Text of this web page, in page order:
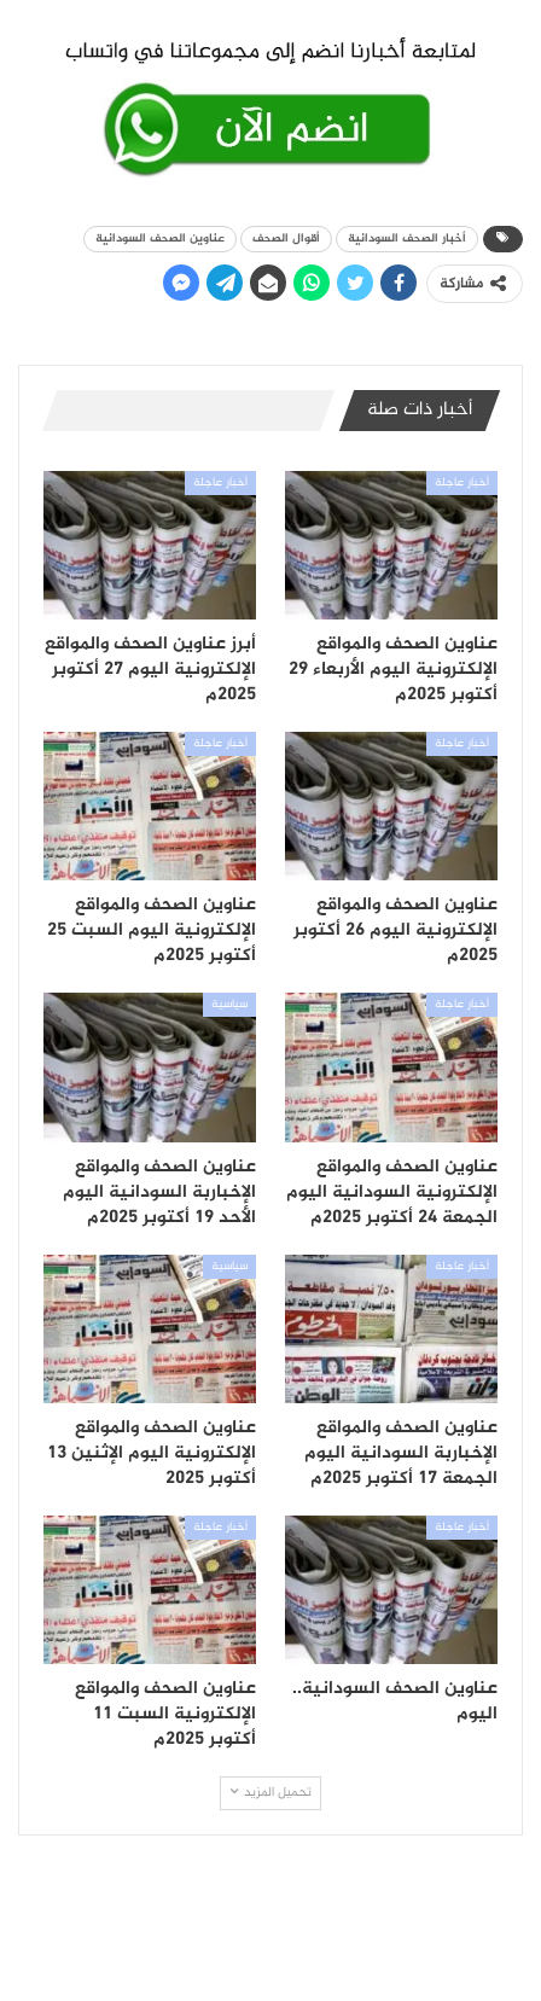
أخبار الصحف السودانية أقوال الصحف عناوين الصحف السودانية
مشاركة
أخبار ذات صلة
أخبار عاجلة
عناوين الصحف والمواقع
الإلكترونية اليوم الأربعاء 29
أكتوبر 2025م
أخبار عاجلة
أبرز عناوين الصحف والمواقع
الإلكترونية اليوم 27 أكتوبر
2025م
أخبار عاجلة
عناوين الصحف والمواقع
الإلكترونية اليوم 26 أكتوبر
2025م
أخبار عاجلة
عناوين الصحف والمواقع
الإلكترونية اليوم السبت 25
أكتوبر 2025م
أخبار عاجلة
عناوين الصحف والمواقع
الإلكترونية السودانية اليوم
الجمعة 24 أكتوبر 2025م
سياسية
عناوين الصحف والمواقع
الإخباربة السودانية اليوم
الأحد 19 أكتوبر 2025م
أخبار عاجلة
عناوين الصحف والمواقع
الإخباربة السودانية اليوم
الجمعة 17 أكتوبر 2025م
سياسية
عناوين الصحف والمواقع
الإلكترونية اليوم الإثنين 13
أكتوبر 2025
أخبار عاجلة
عناوين الصحف السودانية..
اليوم
أخبار عاجلة
عناوين الصحف والمواقع
الإلكترونية السبت 11
أكتوبر 2025م
تحميل المزيد